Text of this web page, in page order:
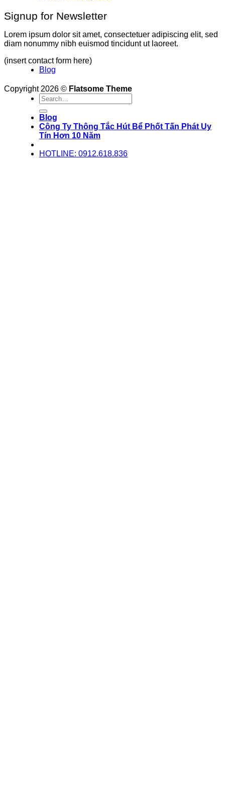
Signup for Newsletter
Lorem ipsum dolor sit amet, consectetuer adipiscing elit, sed
diam nonummy nibh euismod tincidunt ut laoreet.
(insert contact form here)
Blog
Copyright 2026 © Flatsome Theme
Blog
Công Ty Thông Tắc Hút Bể Phốt Tấn Phát Uy
Tín Hơn 10 Năm
HOTLINE: 0912.618.836